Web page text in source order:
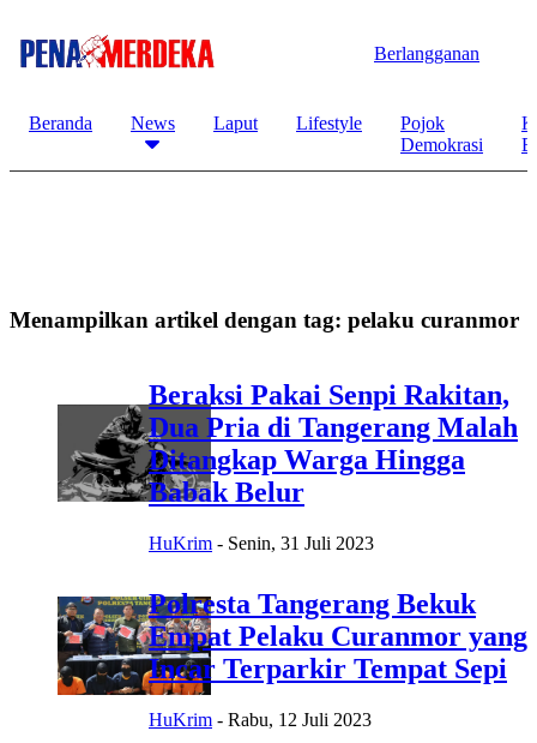
Berlangganan
Beranda News Laput Lifestyle
Pojok
Demokrasi
Menampilkan artikel dengan tag: pelaku curanmor
Beraksi Pakai Senpi Rakitan,
Dua Pria di Tangerang Malah
Ditangkap Warga Hingga
Babak Belur
HuKrim - Senin, 31 Juli 2023
Polresta Tangerang Bekuk
Empat Pelaku Curanmor yang
Incar Terparkir Tempat Sepi
HuKrim - Rabu, 12 Juli 2023